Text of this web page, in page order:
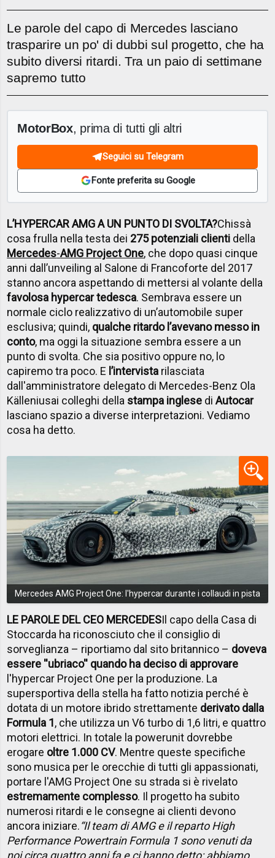
Le parole del capo di Mercedes lasciano
trasparire un po' di dubbi sul progetto, che ha
subito diversi ritardi. Tra un paio di settimane
sapremo tutto
MotorBox, prima di tutti gli altri
Seguici su Telegram
Fonte preferita su Google
L’HYPERCAR AMG A UN PUNTO DI SVOLTA?Chissà
cosa frulla nella testa dei 275 potenziali clienti della
Mercedes-AMG Project One, che dopo quasi cinque
anni dall’unveiling al Salone di Francoforte del 2017
stanno ancora aspettando di mettersi al volante della
favolosa hypercar tedesca. Sembrava essere un
normale ciclo realizzativo di un’automobile super
esclusiva; quindi, qualche ritardo l’avevano messo in
conto, ma oggi la situazione sembra essere a un
punto di svolta. Che sia positivo oppure no, lo
capiremo tra poco. E l’intervista rilasciata
dal l'amministratore delegato di Mercedes-Benz Ola
Källeniusai colleghi della stampa inglese diAutocar
lasciano spazio a diverse interpretazioni. Vediamo
cosa ha detto.
Mercedes AMG Project One: l'hypercar durante i collaudi in pista
LE PAROLE DEL CEO MERCEDESIl capo della Casa di
Stoccarda ha riconosciuto che il consiglio di
sorveglianza – riportiamo dal sito britannico – doveva
essere ''ubriaco'' quando ha deciso di approvare
l'hypercar Project One per la produzione. La
supersportiva della stella ha fatto notizia perché è
dotata di un motore ibrido strettamente derivato dalla
Formula 1, che utilizza un V6 turbo di 1,6 litri, e quattro
motori elettrici. In totale la powerunit dovrebbe
erogare oltre 1.000 CV. Mentre queste specifiche
sono musica per le orecchie di tutti gli appassionati,
portare l'AMG Project One su strada si è rivelato
estremamente complesso. Il progetto ha subito
numerosi ritardi e le consegne ai clienti devono
ancora iniziare.“Il team di AMG e il reparto High
Performance Powertrain Formula 1 sono venuti da
noi circa quattro anni fa e ci hanno detto: abbiamo